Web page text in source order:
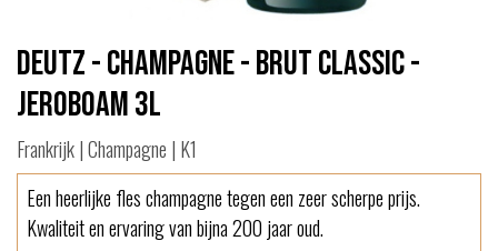
Deutz - Champagne - Brut Classic -
Jeroboam 3L
Frankrijk | Champagne | K1
Een heerlijke fles champagne tegen een zeer scherpe prijs.
Kwaliteit en ervaring van bijna 200 jaar oud.